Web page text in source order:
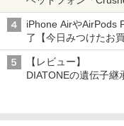
iPhone AirやAirPods
了【今日みつけたお買
【レビュー】
DIATONEの遺伝子継